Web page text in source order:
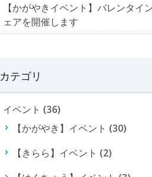
【かがやきイベント】バレンタイ
ェアを開催します
カテゴリ
イベント (36)
【かがやき】イベント (30)
【きらら】イベント (2)